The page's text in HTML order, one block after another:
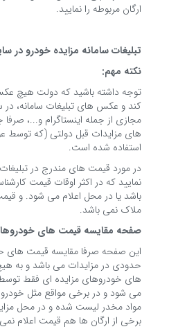
ارگان مربوطه را نمایید.
تبلیغات سامانه مزایده خودرو در
نکته مهم:
توجه داشته باشید که دولت هیچ
کند و عکس های تبلیغات سامانه، در
مجازی از جمله اینستاگرام و...،
های مزایدات قبل دولتی (که توسط
استفاده شده است.
در مورد قیمت های مندرج در
نمایید که در اکثر اوقات قیمت
باشد یا در محل اعلام می شود. و
ملاک نمی باشد.
صفحه مقایسه قیمت های خودروهای
این صفحه صرفا مقایسه قیمت های
حدودی در مزایدات می باشد و به
های خودروهای مزایده ای فقط
می شود و در برخی مواقع مثل
مواد مخدر لیست شده و در محل
برخی از ارگان ها هم قیمت اعلام